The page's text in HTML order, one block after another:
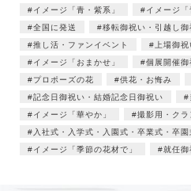
イメージ「青・紫系」
イメージ「
全国に発送
移転御祝い・引越し御
推し活・ファンイベント
上場御
イメージ「おまかせ」
個展開催
プロポーズの花
供花・お悔み
記念日御祝い・結婚記念日御祝い
イメージ「華やか」
撮影用・ク
入社式・入学式・入園式・卒業式・卒園
イメージ「季節の花材で」
就任